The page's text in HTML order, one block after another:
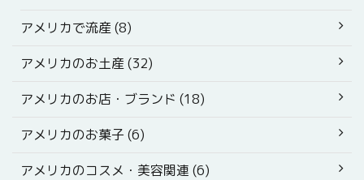
アメリカで流産 (8)
アメリカのお土産 (32)
アメリカのお店・ブランド (18)
アメリカのお菓子 (6)
アメリカのコスメ・美容関連 (6)